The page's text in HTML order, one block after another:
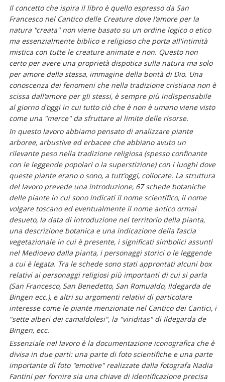
Il concetto che ispira il libro è quello espresso da San
Francesco nel Cantico delle Creature dove l'amore per la
natura "creata" non viene basato su un ordine logico o etico
ma essenzialmente biblico e religioso che porta all'intimità
mistica con tutte le creature animate e non. Questo non
certo per avere una proprietà dispotica sulla natura ma solo
per amore della stessa, immagine della bontà di Dio. Una
conoscenza dei fenomeni che nella tradizione cristiana non è
scissa dall'amore per gli stessi, è sempre più indispensabile
al giorno d'oggi in cui tutto ciò che è non è umano viene visto
come una "merce" da sfruttare al limite delle risorse.
In questo lavoro abbiamo pensato di analizzare piante
arboree, arbustive ed erbacee che abbiano avuto un
rilevante peso nella tradizione religiosa (spesso confinante
con le leggende popolari o la superstizione) con i luoghi dove
queste piante erano o sono, a tutt'oggi, collocate. La struttura
del lavoro prevede una introduzione, 67 schede botaniche
delle piante in cui sono indicati il nome scientifico, il nome
volgare toscano ed eventualmente il nome antico ormai
desueto, la data di introduzione nel territorio della pianta,
una descrizione botanica e una indicazione della fascia
vegetazionale in cui è presente, i significati simbolici assunti
nel Medioevo dalla pianta, i personaggi storici o le leggende
a cui è legata. Tra le schede sono stati approntati alcuni box
relativi ai personaggi religiosi più importanti di cui si parla
(San Francesco, San Benedetto, San Romualdo, Ildegarda de
Bingen ecc.), e altri su argomenti relativi di particolare
interesse come le piante menzionate nel Cantico dei Cantici, i
"sette alberi dei camaldolesi", la "viriditas" di Ildegarda de
Bingen, ecc.
Essenziale nel lavoro è la documentazione iconografica che è
divisa in due parti: una parte di foto scientifiche e una parte
importante di foto "emotive" realizzate dalla fotografa Nadia
Fantini per fornire sia una chiave di identificazione precisa